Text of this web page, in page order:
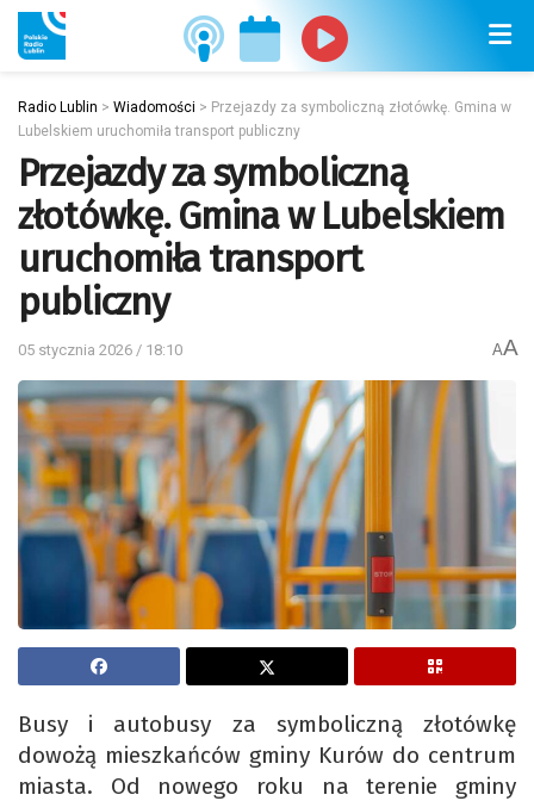
Radio Lublin > Wiadomości > Przejazdy za symboliczną złotówkę. Gmina w
Lubelskiem uruchomiła transport publiczny
Przejazdy za symboliczną
złotówkę. Gmina w Lubelskiem
uruchomiła transport
publiczny
05 stycznia 2026 / 18:10 AA
Busy i autobusy za symboliczną złotówkę
dowożą mieszkańców gminy Kurów do centrum
miasta. Od nowego roku na terenie gminy